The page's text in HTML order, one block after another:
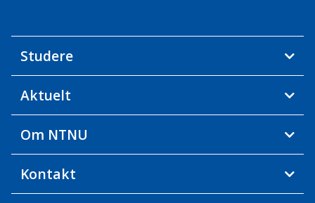
Studere
Aktuelt
Om NTNU
Kontakt